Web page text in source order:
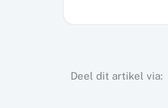
Deel dit artikel via: